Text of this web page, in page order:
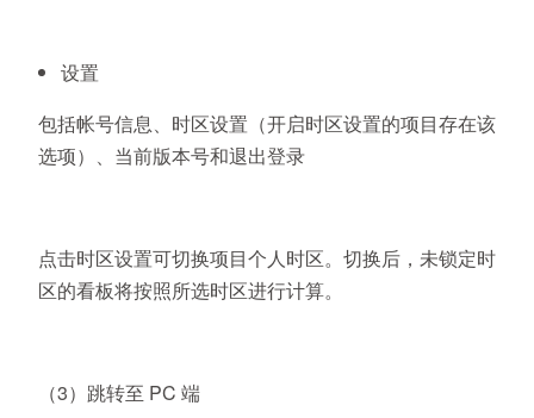
设置
包括帐号信息、时区设置（开启时区设置的项目存在该
选项）、当前版本号和退出登录
点击时区设置可切换项目个人时区。切换后，未锁定时
区的看板将按照所选时区进行计算。
（3）跳转至 PC 端